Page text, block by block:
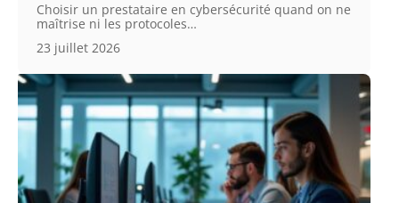
Choisir un prestataire en cybersécurité quand on ne
maîtrise ni les protocoles…
23 juillet 2026